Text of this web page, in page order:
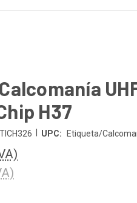
H37
UPC: Etiqueta/